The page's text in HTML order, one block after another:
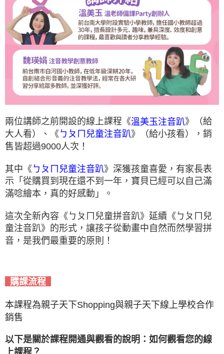
兩位講師之前開設的線上課程《溫美玉注音趴》（給
大人看）、《 ㄅㄆㄇ兒童注音趴》（給小孩看），銷
售皆超過9000人次！
其中《 ㄅㄆㄇ兒童注音趴》深獲孩童喜愛，有家長表
示「從購買到現在還不到一年，寶貝已經可以自己滿
滿唸繪本，真的好感動」。
這次全新內容《ㄅㄆㄇ兒童拼音趴》延續《ㄅㄆㄇ兒
童注音趴》的形式，讓孩子從動畫中自然而然學習拼
音，是我們最重要的原則！
購課流程
本課程為親子天下Shopping與親子天下線上學校合作
銷售
以下是關於課程開通與觀看的說明：如何觀看您的線